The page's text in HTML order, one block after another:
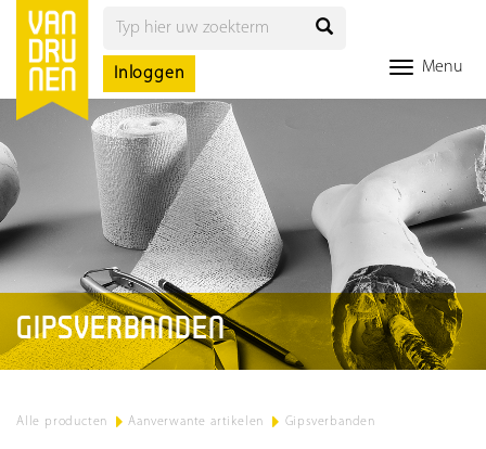
Menu
Inloggen
GIPSVERBANDEN
Alle producten > Aanverwante artikelen > Gipsverbanden